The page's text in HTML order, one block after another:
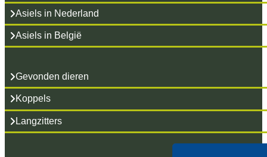
Asiels in Nederland
Asiels in België
Gevonden dieren
Koppels
Langzitters